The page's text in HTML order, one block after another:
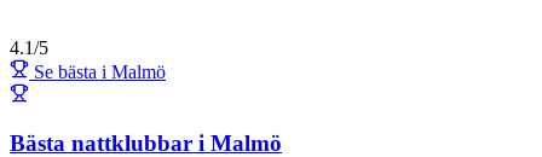
4.1/5
Se bästa i Malmö
Bästa nattklubbar i Malmö